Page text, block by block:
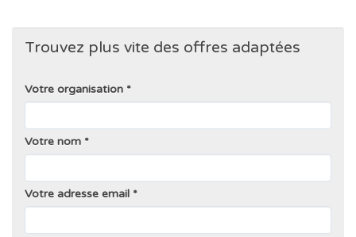
Trouvez plus vite des offres adaptées
Votre organisation
Votre nom
Votre adresse email